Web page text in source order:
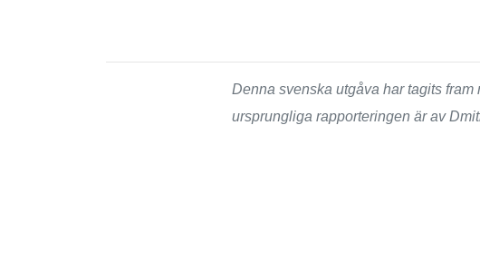
Denna svenska utgåva har tagits
ursprungliga rapporteringen är av